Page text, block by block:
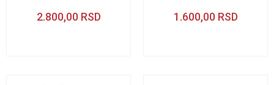
2.800,00 RSD 1.600,00 RSD